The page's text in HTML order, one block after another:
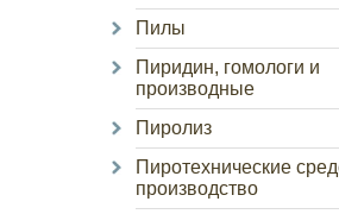
Пилы
Пиридин, гомологи и
производные
Пиролиз
Пиротехнические
производство